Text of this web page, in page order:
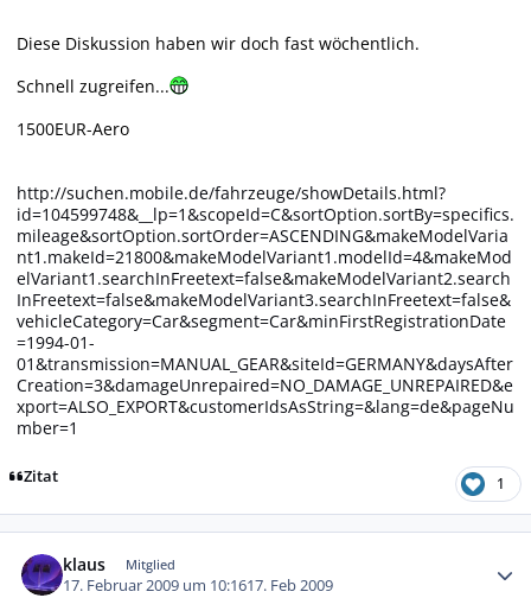
Diese Diskussion haben wir doch fast wöchentlich.
Schnell zugreifen...
1500EUR-Aero
http://suchen.mobile.de/fahrzeuge/showDetails.html?
id=104599748&__lp=1&scopeId=C&sortOption.sortBy=specifics.
mileage&sortOption.sortOrder=ASCENDING&makeModelVaria
nt1.makeId=21800&makeModelVariant1.modelId=4&makeMod
elVariant1.searchInFreetext=false&makeModelVariant2.search
InFreetext=false&makeModelVariant3.searchInFreetext=false&
vehicleCategory=Car&segment=Car&minFirstRegistrationDate
=1994-01-
01&transmission=MANUAL_GEAR&siteId=GERMANY&daysAfter
Creation=3&damageUnrepaired=NO_DAMAGE_UNREPAIRED&e
xport=ALSO_EXPORT&customerIdsAsString=&lang=de&pageNu
mber=1
Zitat 1
klaus Mitglied
17. Februar 2009 um 10:1617. Feb 2009